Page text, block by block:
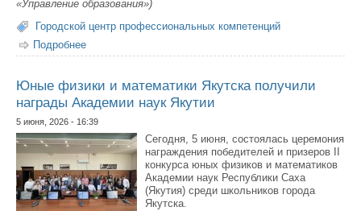
«Управление образования»)
Городской центр профессиональных компетенций
Подробнее
июня
Юные физики и математики Якутска получили
награды Академии наук Якутии
5 июня, 2026 - 16:39
Сегодня, 5 июня, состоялась церемония
награждения победителей и призеров II
конкурса юных физиков и математиков
Академии наук Республики Саха
(Якутия) среди школьников города
Якутска.